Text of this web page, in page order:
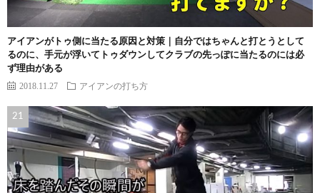
アイアンがトゥ側に当たる原因と対策｜自分ではちゃんと打とうとして
るのに、手元が浮いてトゥダウンしてクラブの先っぽに当たるのには必
ず理由がある
2018.11.27 アイアンの打ち方